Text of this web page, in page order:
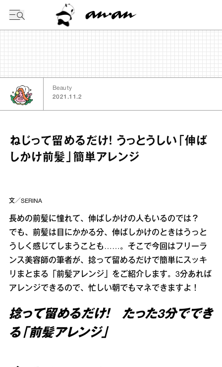
Beauty
2021.11.2
ねじって留めるだけ！ うっとうしい「伸ば
しかけ前髪」簡単アレンジ
文／SERINA
長めの前髪に憧れて、伸ばしかけの人もいるのでは？
でも、前髪は目にかかる分、伸ばしかけのときはうっと
うしく感じてしまうことも……。そこで今回はフリーラ
ンス美容師の筆者が、捻って留めるだけで簡単にスッキ
リまとまる「前髪アレンジ」をご紹介します。3分あれば
アレンジできるので、忙しい朝でもマネできますよ！
捻って留めるだけ！ たった3分ででき
る「前髪アレンジ」